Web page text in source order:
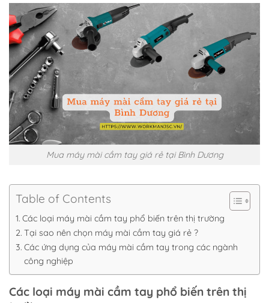
Mua máy mài cầm tay giá rẻ tại Bình Dương
Table of Contents
Các loại máy mài cầm tay phổ biến trên thị trường
Tại sao nên chọn máy mài cầm tay giá rẻ ?
Các ứng dụng của máy mài cầm tay trong các ngành
công nghiệp
Các loại máy mài cầm tay phổ biến trên thị